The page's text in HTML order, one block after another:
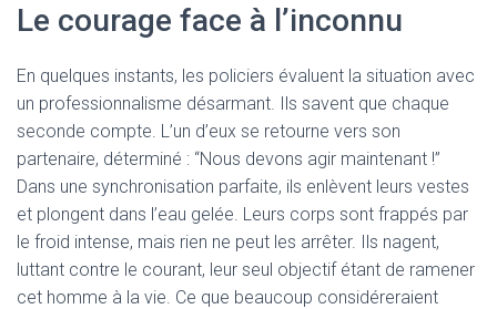
Le courage face à l’inconnu
En quelques instants, les policiers évaluent la situation avec
un professionnalisme désarmant. Ils savent que chaque
seconde compte. L’un d’eux se retourne vers son
partenaire, déterminé : “Nous devons agir maintenant !”
Dans une synchronisation parfaite, ils enlèvent leurs vestes
et plongent dans l’eau gelée. Leurs corps sont frappés par
le froid intense, mais rien ne peut les arrêter. Ils nagent,
luttant contre le courant, leur seul objectif étant de ramener
cet homme à la vie. Ce que beaucoup considéreraient